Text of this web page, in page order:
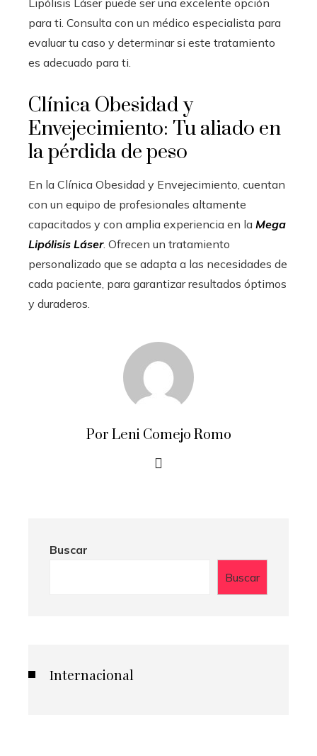
Lipólisis Láser puede ser una excelente opción
para ti. Consulta con un médico especialista para
evaluar tu caso y determinar si este tratamiento
es adecuado para ti.
Clínica Obesidad y
Envejecimiento: Tu aliado en
la pérdida de peso
En la Clínica Obesidad y Envejecimiento, cuentan
con un equipo de profesionales altamente
capacitados y con amplia experiencia en la Mega
Lipólisis Láser. Ofrecen un tratamiento
personalizado que se adapta a las necesidades de
cada paciente, para garantizar resultados óptimos
y duraderos.
Por Leni Comejo Romo
Buscar
Buscar
Internacional